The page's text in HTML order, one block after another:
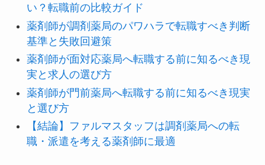
い？転職前の比較ガイド
薬剤師が調剤薬局のパワハラで転職すべき判断
基準と失敗回避策
薬剤師が面対応薬局へ転職する前に知るべき現
実と求人の選び方
薬剤師が門前薬局へ転職する前に知るべき現実
と選び方
【結論】ファルマスタッフは調剤薬局への転
職・派遣を考える薬剤師に最適